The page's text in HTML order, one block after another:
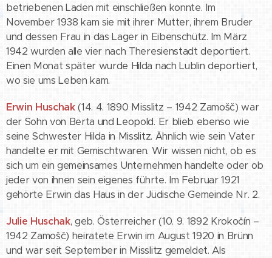
betriebenen Laden mit einschließen konnte. Im
November 1938 kam sie mit ihrer Mutter, ihrem Bruder
und dessen Frau in das Lager in Eibenschütz. Im März
1942 wurden alle vier nach Theresienstadt deportiert.
Einen Monat später wurde Hilda nach Lublin deportiert,
wo sie ums Leben kam.
Erwin Huschak(14. 4. 1890 Misslitz – 1942 Zamošč) war
der Sohn von Berta und Leopold. Er blieb ebenso wie
seine Schwester Hilda in Misslitz. Ähnlich wie sein Vater
handelte er mit Gemischtwaren. Wir wissen nicht, ob es
sich um ein gemeinsames Unternehmen handelte oder ob
jeder von ihnen sein eigenes führte. Im Februar 1921
gehörte Erwin das Haus in der Jüdische Gemeinde Nr. 2.
Julie Huschak, geb. Österreicher (10. 9. 1892 Krokočín –
1942 Zamošč) heiratete Erwin im August 1920 in Brünn
und war seit September in Misslitz gemeldet. Als